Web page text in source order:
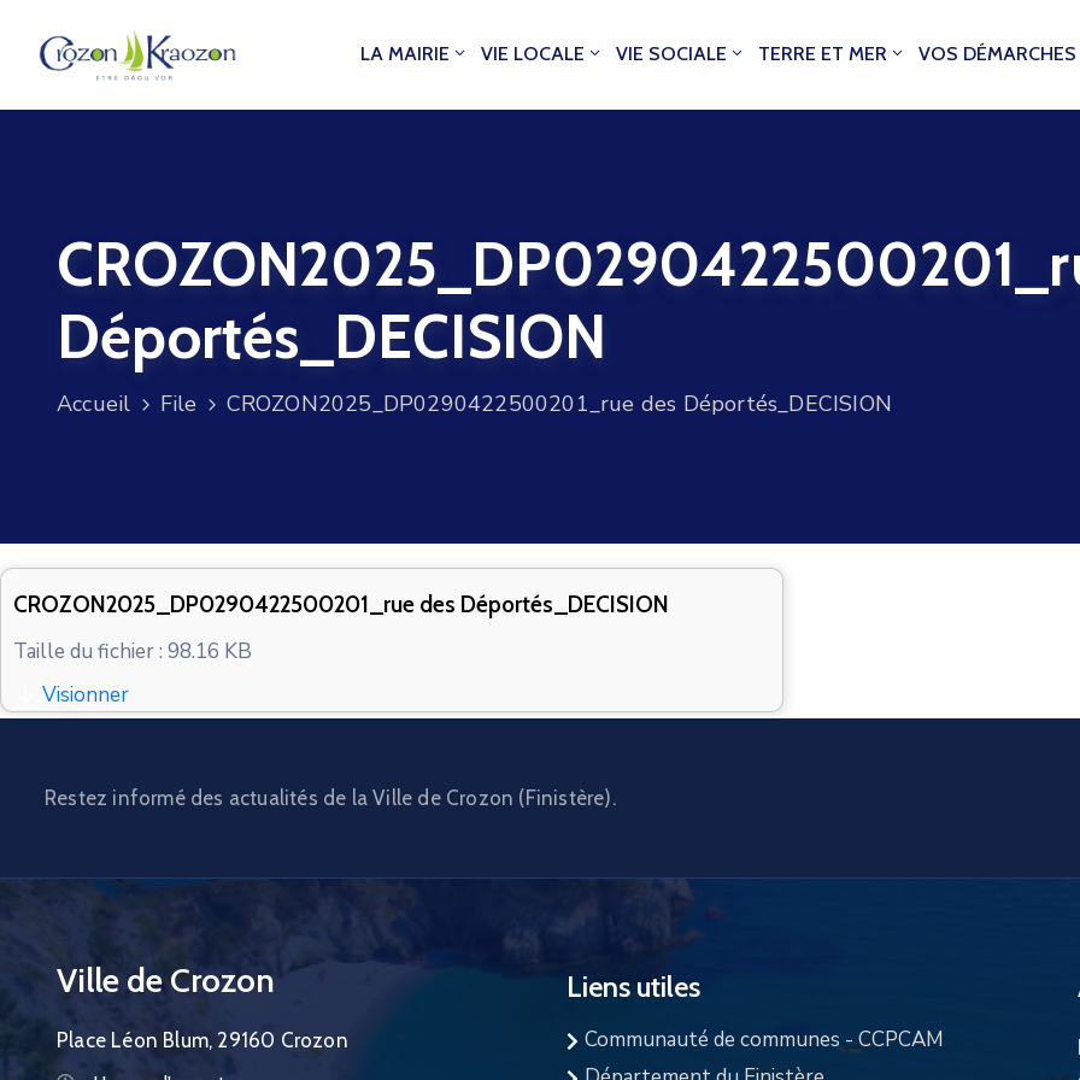
LA MAIRIE VIE LOCALE VIE SOCIALE TERRE ET MER VOS DÉMARCHES
Déportés_DECISION
Accueil File CROZON2025_DP0290422500201_rue des Déportés_DECISION
CROZON2025_DP0290422500201_rue des Déportés_DECISION
Taille du fichier : 98.16 KB
Visionner
Restez informé des actualités de la Ville de Crozon (Finistère).
Ville de Crozon
Place Léon Blum, 29160 Crozon
Liens utiles
Communauté de communes - CCPCAM